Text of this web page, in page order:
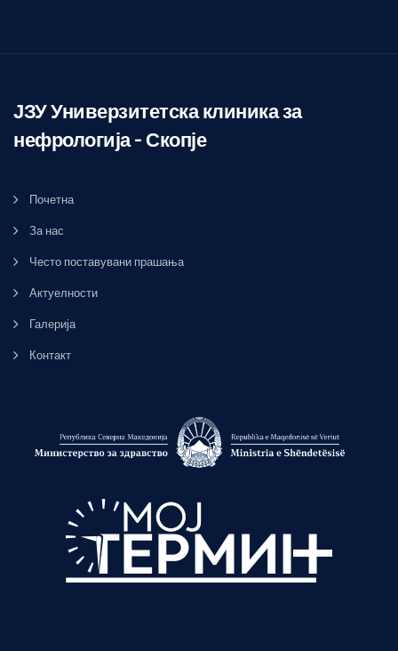
ЈЗУ Универзитетска клиника за
нефрологија – Скопје
Почетна
За нас
Често поставувани прашања
Актуелности
Галерија
Контакт